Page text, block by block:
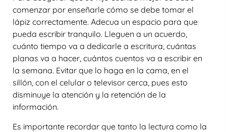
comenzar por enseñarle cómo se debe tomar el
lápiz correctamente. Adecua un espacio para que
pueda escribir tranquilo. Lleguen a un acuerdo,
cuánto tiempo va a dedicarle a escritura, cuántas
planas va a hacer, cuántos cuentos va a escribir en
la semana. Evitar que lo haga en la cama, en el
sillón, con el celular o televisor cerca, pues esto
disminuye la atención y la retención de la
información.
Es importante recordar que tanto la lectura como la